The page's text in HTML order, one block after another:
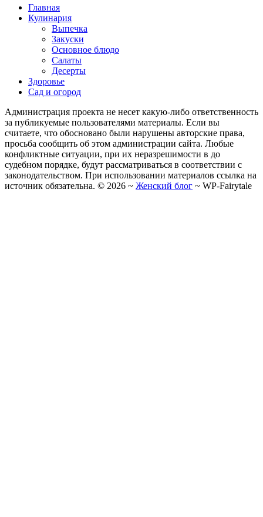
Главная
Кулинария
Выпечка
Закуски
Основное блюдо
Салаты
Десерты
Здоровье
Сад и огород
Администрация проекта не несет какую-либо ответственность
за публикуемые пользователями материалы. Если вы
считаете, что обосновано были нарушены авторские права,
просьба сообщить об этом администрации сайта. Любые
конфликтные ситуации, при их неразрешимости в до
судебном порядке, будут рассматриваться в соответствии с
законодательством. При использовании материалов ссылка на
источник обязательна. © 2026 ~ Женский блог ~ WP-Fairytale